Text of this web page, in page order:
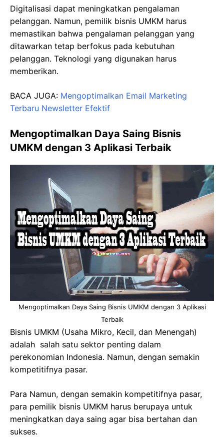
Digitalisasi dapat meningkatkan pengalaman
pelanggan. Namun, pemilik bisnis UMKM harus
memastikan bahwa pengalaman pelanggan yang
ditawarkan tetap berfokus pada kebutuhan
pelanggan. Teknologi yang digunakan harus
memberikan.
BACA JUGA: Mengoptimalkan Email Marketing
Terbaru Newsletter Efektif
Mengoptimalkan Daya Saing Bisnis
UMKM dengan 3 Aplikasi Terbaik
Mengoptimalkan Daya Saing Bisnis UMKM dengan 3 Aplikasi
Terbaik
Bisnis UMKM (Usaha Mikro, Kecil, dan Menengah)
adalah salah satu sektor penting dalam
perekonomian Indonesia. Namun, dengan semakin
kompetitifnya pasar.
Para Namun, dengan semakin kompetitifnya pasar,
para pemilik bisnis UMKM harus berupaya untuk
meningkatkan daya saing agar bisa bertahan dan
sukses.